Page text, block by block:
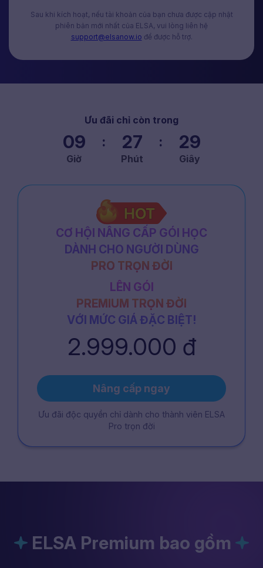
Sau khi kích hoạt, nếu tài khoản của bạn chưa được cập nhật
phiên bản mới nhất của ELSA, vui lòng liên hệ
support@elsanow.io để được hỗ trợ.
Ưu đãi chỉ còn trong
09
Giờ
: 27
Phút
: 23
Giây
CƠ HỘI NÂNG CẤP GÓI HỌC
DÀNH CHO NGƯỜI DÙNG
PRO TRỌN ĐỜI
LÊN GÓI
PREMIUM TRỌN ĐỜI
VỚI MỨC GIÁ ĐẶC BIỆT!
2.999.000 đ
Nâng cấp ngay
Ưu đãi độc quyền chỉ dành cho thành viên ELSA
Pro trọn đời
ELSA Premium bao gồm